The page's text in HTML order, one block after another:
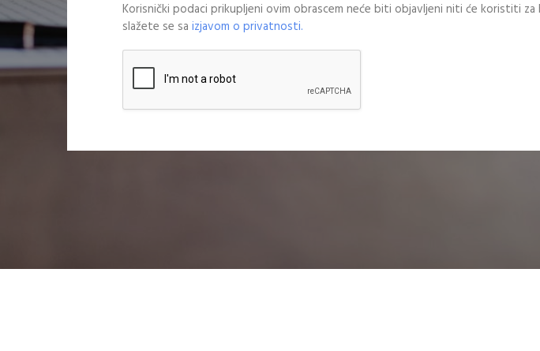
Korisnički podaci prikupljeni ovim obrascem neće biti objavljeni niti će koristiti
slažete se saizjavom o privatnosti.